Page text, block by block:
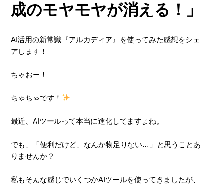
成のモヤモヤが消える！」
AI活用の新常識『アルカディア』を使ってみた感想をシェ
アします！
ちゃおー！
ちゃちゃです！
最近、AIツールって本当に進化してますよね。
でも、「便利だけど、なんか物足りない…」と思うことあ
りませんか？
私もそんな感じでいくつかAIツールを使ってきましたが、